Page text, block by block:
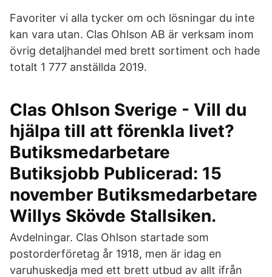
Favoriter vi alla tycker om och lösningar du inte
kan vara utan. Clas Ohlson AB är verksam inom
övrig detaljhandel med brett sortiment och hade
totalt 1 777 anställda 2019.
Clas Ohlson Sverige - Vill du
hjälpa till att förenkla livet?
Butiksmedarbetare
Butiksjobb Publicerad: 15
november Butiksmedarbetare
Willys Skövde Stallsiken.
Avdelningar. Clas Ohlson startade som
postorderföretag år 1918, men är idag en
varuhuskedja med ett brett utbud av allt ifrån